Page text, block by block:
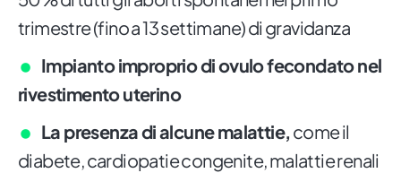
trimestre (fino a 13 settimane) di gravidanza
Impianto improprio di ovulo fecondato nel
rivestimento uterino
La presenza di alcune malattie, come il
diabete, cardiopatie congenite, malattie renali